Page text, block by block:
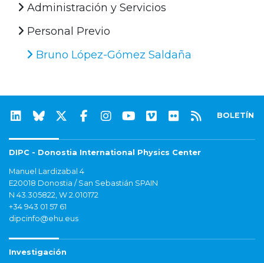
Administración y Servicios
Personal Previo
Bruno López-Gómez Saldaña
BOLETÍN
DIPC - Donostia International Physics Center
Manuel Lardizabal 4
E20018 Donostia / San Sebastián SPAIN
N 43.305822, W 2.010172
+34 943 01 57 61
dipcinfo@ehu.eus
Investigación